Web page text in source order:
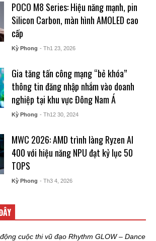
POCO M8 Series: Hiệu năng mạnh, pin
Silicon Carbon, màn hình AMOLED cao
cấp
Kỳ Phong - Th1 23, 2026
Gia tăng tấn công mạng “bẻ khóa”
thông tin đăng nhập nhắm vào doanh
nghiệp tại khu vực Đông Nam Á
Kỳ Phong - Th12 30, 2024
MWC 2026: AMD trình làng Ryzen AI
400 với hiệu năng NPU đạt kỷ lục 50
TOPS
Kỳ Phong - Th3 4, 2026
cuộc thi vũ đạo Rhythm GLOW – Dance